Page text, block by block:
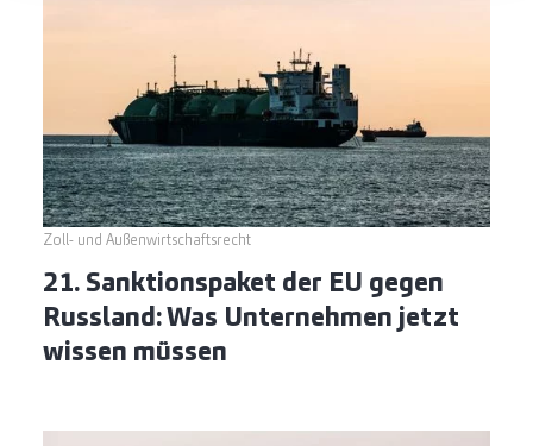
Zoll- und Außenwirtschaftsrecht
21. Sanktionspaket der EU gegen
Russland: Was Unternehmen jetzt
wissen müssen